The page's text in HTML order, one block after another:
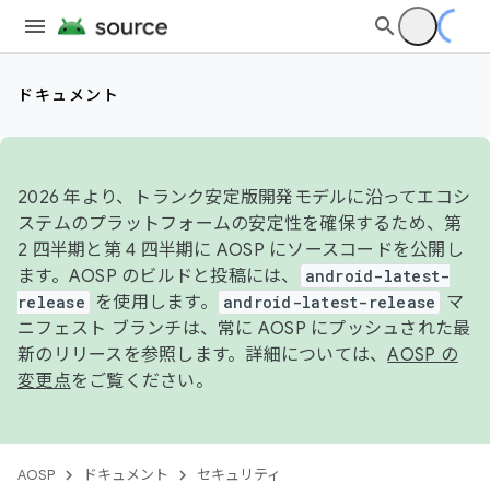
ドキュメント
2026 年より、トランク安定版開発モデルに沿ってエコシ
ステムのプラットフォームの安定性を確保するため、第
2 四半期と第 4 四半期に AOSP にソースコードを公開し
ます。AOSP のビルドと投稿には、
android-latest-
release
を使用します。 android-latest-release
マ
ニフェスト ブランチは、常に AOSP にプッシュされた最
新のリリースを参照します。詳細については、AOSP の
変更点をご覧ください。
AOSP ドキュメント セキュリティ